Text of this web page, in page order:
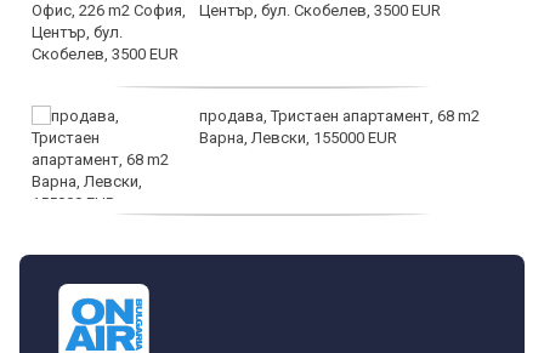
Център, бул. Скобелев, 3500 EUR
продава, Тристаен апартамент, 68 m2
Варна, Левски, 155000 EUR